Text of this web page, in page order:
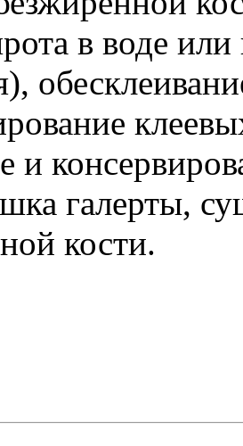
в воде или
и
галерты,
кости.